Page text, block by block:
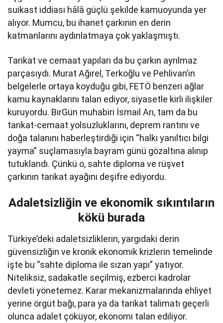
suikast iddiası hâlâ güçlü şekilde kamuoyunda yer
alıyor. Mumcu, bu ihanet çarkının en derin
katmanlarını aydınlatmaya çok yaklaşmıştı.
Tarikat ve cemaat yapıları da bu çarkın ayrılmaz
parçasıydı. Murat Ağırel, Terkoğlu ve Pehlivan’ın
belgelerle ortaya koyduğu gibi, FETÖ benzeri ağlar
kamu kaynaklarını talan ediyor, siyasetle kirli ilişkiler
kuruyordu. BirGün muhabiri İsmail Arı, tam da bu
tarikat-cemaat yolsuzluklarını, deprem rantını ve
doğa talanını haberleştirdiği için “halkı yanıltıcı bilgi
yayma” suçlamasıyla bayram günü gözaltına alınıp
tutuklandı. Çünkü o, sahte diploma ve rüşvet
çarkının tarikat ayağını deşifre ediyordu.
Adaletsizliğin ve ekonomik sıkıntıların
kökü burada
Türkiye’deki adaletsizliklerin, yargıdaki derin
güvensizliğin ve kronik ekonomik krizlerin temelinde
işte bu “sahte diploma ile sızan yapı” yatıyor.
Niteliksiz, sadakatle seçilmiş, ezberci kadrolar
devleti yönetemez. Karar mekanizmalarında ehliyet
yerine örgüt bağı, para ya da tarikat talimatı geçerli
olunca adalet çöküyor, ekonomi talan ediliyor.